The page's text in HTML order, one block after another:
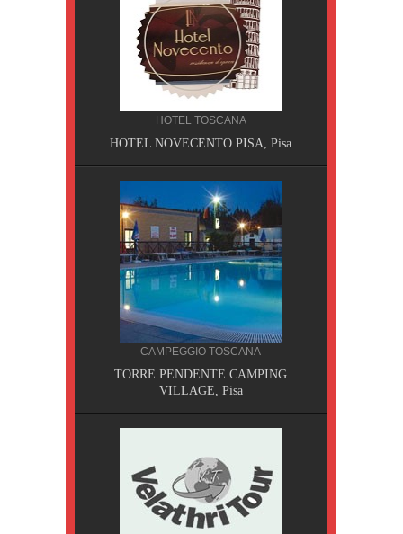
HOTEL TOSCANA
HOTEL NOVECENTO PISA, Pisa
CAMPEGGIO TOSCANA
TORRE PENDENTE CAMPING
VILLAGE, Pisa